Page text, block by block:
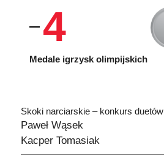
4
Medale igrzysk olimpijskich
Skoki narciarskie – konkurs duetów
Paweł Wąsek
Kacper Tomasiak